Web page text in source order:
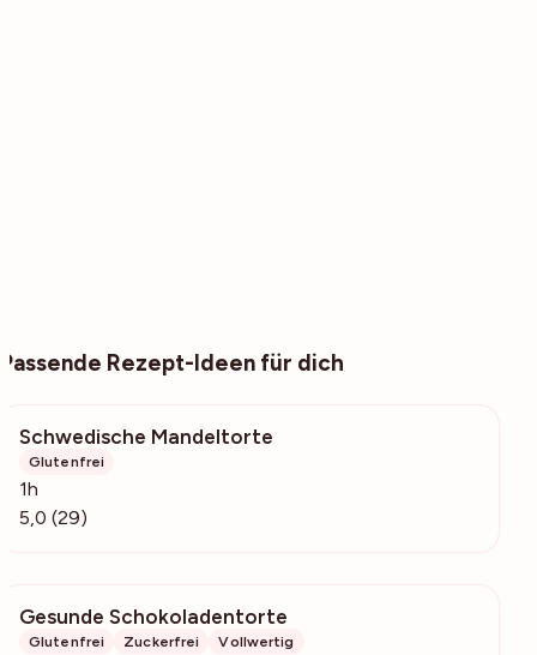
Passende Rezept-Ideen für dich
Schwedische Mandeltorte
Glutenfrei
1h
5,0 (29)
Gesunde Schokoladentorte
Glutenfrei Zuckerfrei Vollwertig